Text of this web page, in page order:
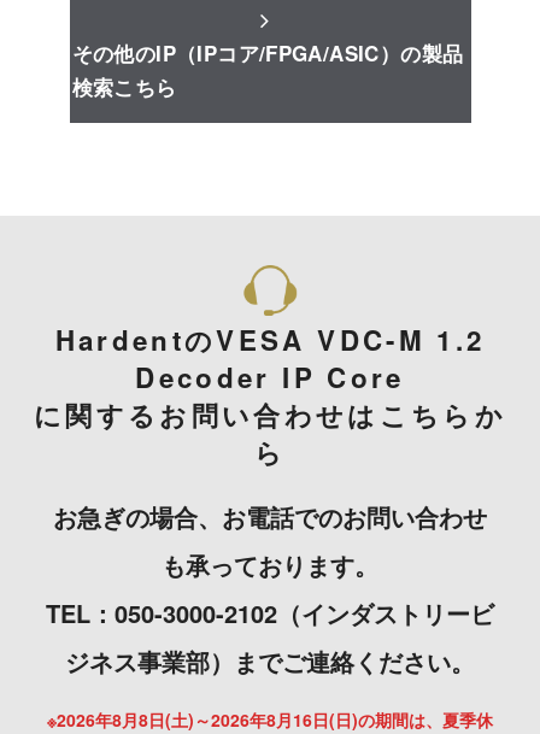
その他のIP（IPコア/FPGA/ASIC）の製品
検索こちら
HardentのVESA VDC-M 1.2
Decoder IP Core
に関するお問い合わせはこちらか
ら
お急ぎの場合、お電話でのお問い合わせ
も承っております。
TEL：050-3000-2102（インダストリービ
ジネス事業部）までご連絡ください。
※2026年8月8日(土)～2026年8月16日(日)の期間は、夏季休